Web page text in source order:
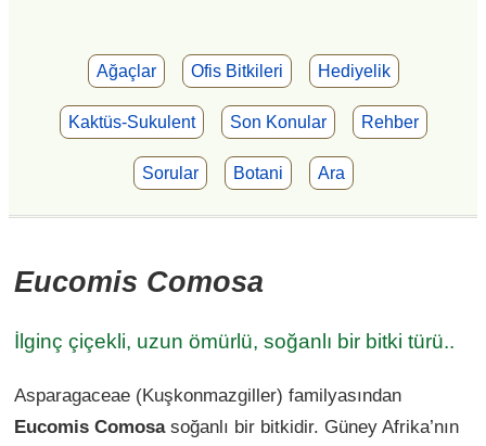
Ağaçlar Ofis Bitkileri Hediyelik
Kaktüs-Sukulent Son Konular Rehber
Sorular Botani Ara
Eucomis Comosa
İlginç çiçekli, uzun ömürlü, soğanlı bir bitki türü..
Asparagaceae (Kuşkonmazgiller) familyasından
Eucomis Comosasoğanlı bir bitkidir. Güney Afrika’nın